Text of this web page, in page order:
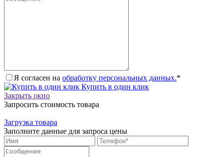
Я согласен на обработку персональных данных.*
Купить в один клик
Закрыть окно
Запросить стоимость товара
Загрузка товара
Заполните данные для запроса цены